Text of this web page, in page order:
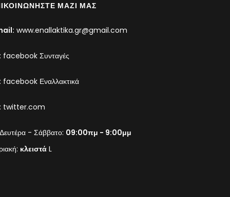
ΜΑΖΊ ΜΑΣ
www.enallaktika.gr@gmail.com
facebook Συνταγές
facebook Εναλλακτικά
twitter.com
- Σάββατο: 09:00πμ - 9:00μμ
κλειστά L